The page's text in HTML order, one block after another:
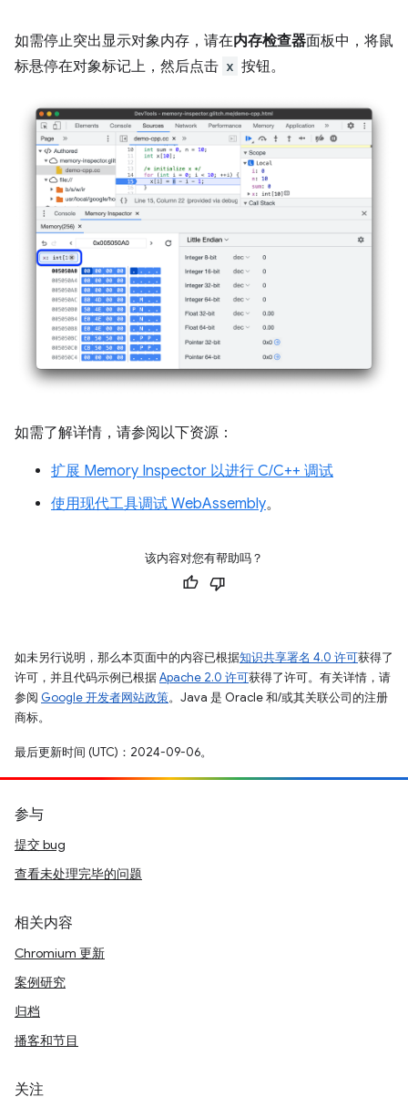
如需停止突出显示对象内存，请在内存检查器面板中，将鼠
标悬停在对象标记上，然后点击 x 按钮。
如需了解详情，请参阅以下资源：
扩展 Memory Inspector 以进行 C/C++ 调试
使用现代工具调试 WebAssembly。
该内容对您有帮助吗？
如未另行说明，那么本页面中的内容已根据知识共享署名 4.0 许可获得了
许可，并且代码示例已根据Apache 2.0 许可获得了许可。有关详情，请
参阅 Google 开发者网站政策。Java 是 Oracle 和/或其关联公司的注册
商标。
最后更新时间 (UTC)：2024-09-06。
参与
提交 bug
查看未处理完毕的问题
相关内容
Chromium 更新
案例研究
归档
播客和节目
关注